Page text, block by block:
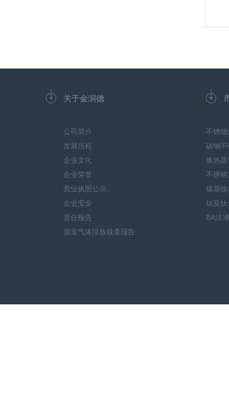
关于金润德
公司简介
发展历程
企业文化
企业荣誉
营业执照公示
企业安全
责任报告
温室气体排放核查报告
不锈钢
碳钢
换热器
不锈
镍基
钛及
BA洁